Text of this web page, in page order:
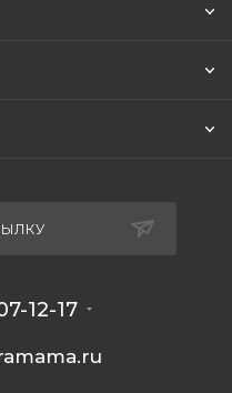
12-17